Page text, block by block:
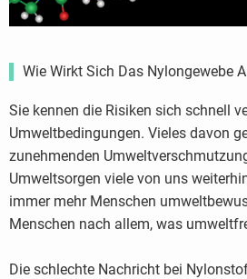
Wie Wirkt Sich Das Nylongewebe
Sie kennen die Risiken sich schnell
Umweltbedingungen. Vieles davon
zunehmenden
Umweltsorgen viele von uns
immer mehr Menschen
Menschen nach allem, was
Die schlechte Nachricht bei